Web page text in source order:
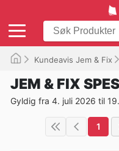
Kundeavis Jem & Fix
JEM & FIX
Gyldig fra 4. juli 2026 til
1